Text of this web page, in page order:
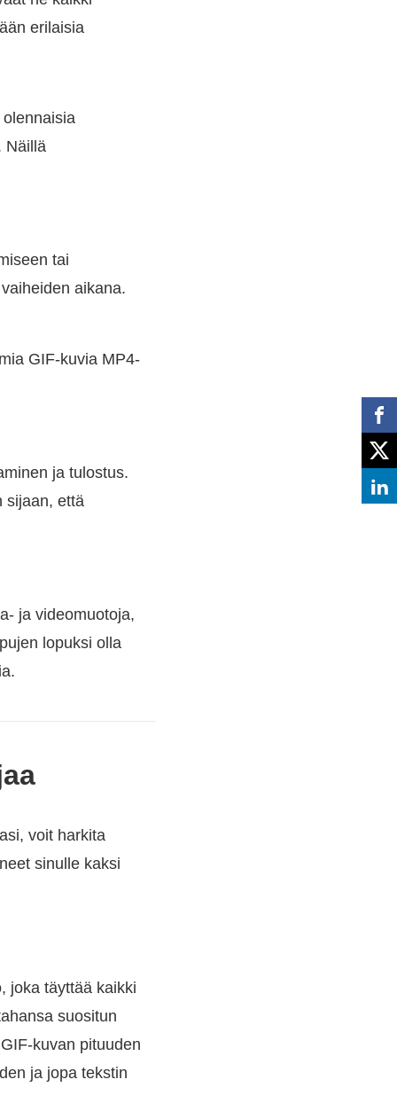
erilaisia
Näillä
tai
aikana.
GIF-kuvia MP4-
ja tulostus.
sijaan, että
ja videomuotoja,
lopuksi olla
voit harkita
sinulle kaksi
joka täyttää kaikki
suositun
kuvan pituuden
ja jopa tekstin